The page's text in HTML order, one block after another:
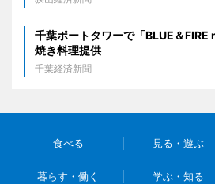
千葉ポートタワーで「BLUE＆
焼き料理提供
千葉経済新聞
食べる 見る・遊ぶ
暮らす・働く 学ぶ・知る